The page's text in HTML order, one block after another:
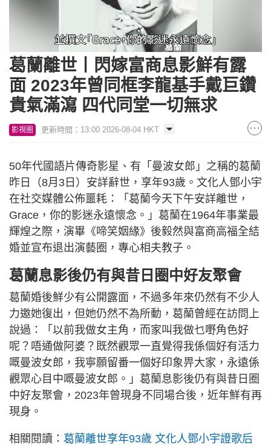
Unmute Loaded:
50.93%
葛蘭離世丨閃嫁富商息影鮮有露
面 2023年曾同框李龍基手戴巨鑽
貴氣滿瀉 四代同堂一切無求
影視圈 更新時間：13:00 2026-08-04 HKT
50年代國語片傳奇影星、有「曼波女郎」之稱的葛蘭
昨日（8月3日）安詳辭世，享年93歲。文化人鄧小宇
在社交媒體公佈噩耗：「葛蘭今天下午安詳離世，
Grace，你的影迷永遠懷念。」葛蘭在1964年事業最
輝煌之際，演畢《啼笑姻緣》後毅然與富商高福全結
婚並宣布退出演藝圈，專心相夫教子。
葛蘭息影後仍有與昔日圈中好友聚會
葛蘭婚後鮮少有公開露面，不過多年來仍然有不少人
力邀她復出，但她仍然不為所動，葛蘭曾經在訪問上
說過：「以前我做女主角，而家叫我做乜嘢角色好
呢？唔通做阿婆？既然觀眾一直覺得我係個好有活力
嘅曼波女郎，我寧願留番一個好印象畀大家，永遠係
觀眾心目中嘅曼波女郎。」葛蘭息影後仍有與昔日圈
中好友聚會，2023年曾現身不同場合後，近年鮮有再
現身。
相關閱讀： 葛蘭離世享年93歲 文化人鄧小宇證歌后